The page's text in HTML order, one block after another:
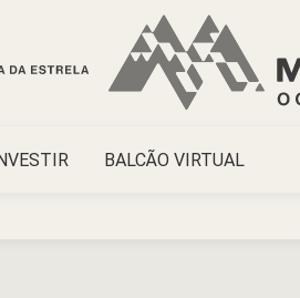
BALCÃO VIRTUAL